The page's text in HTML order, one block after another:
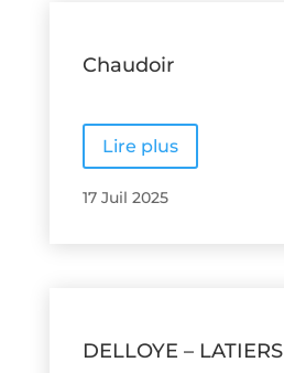
Chaudoir
Lire plus
17 Juil 2025
DELLOYE – LATIERS